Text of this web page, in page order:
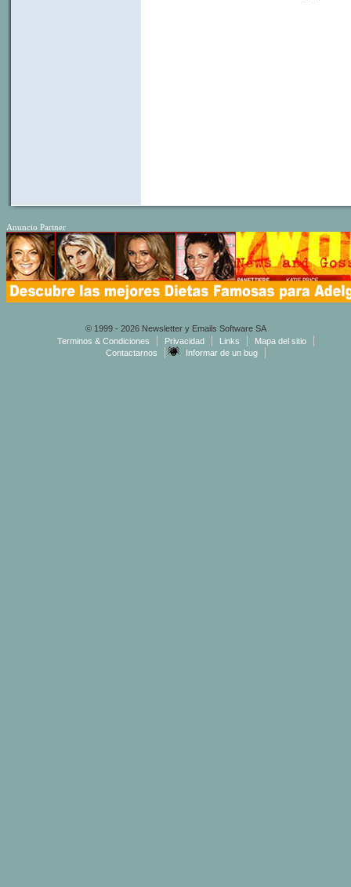
Anuncio Partner
© 1999 - 2026 Newsletter y Emails Software SA
Terminos & Condiciones
Privacidad Links
Mapa del sitio
Contactarnos
Informar de un bug